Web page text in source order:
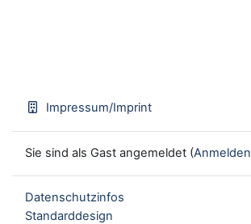
Impressum/Imprint
Sie sind als Gast angemeldet (Anmelden
Datenschutzinfos
Standarddesign